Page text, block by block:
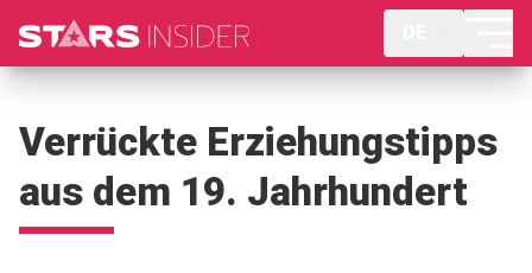
Verrückte Erziehungstipps
aus dem 19. Jahrhundert